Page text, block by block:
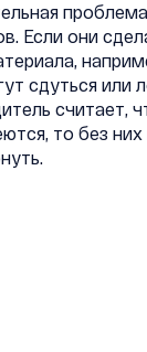
Если они
сдуться или
считает,
то без